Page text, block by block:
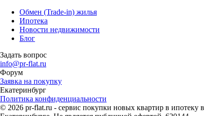
Обмен (Trade-in) жилья
Ипотека
Новости недвижимости
Блог
Задать вопрос
info@pr-flat.ru
Форум
Заявка на покупку
Екатеринбург
Политика конфиденциальности
© 2026 pr-flat.ru - сервис покупки новых квартир в ипотеку в